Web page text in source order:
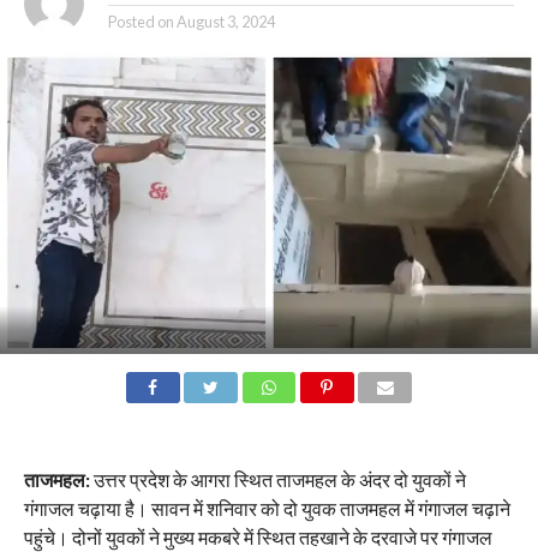
Posted onAugust 3, 2024
ताजमहल:उत्तर प्रदेश के आगरा स्थित ताजमहल के अंदर दो युवकों ने
गंगाजल चढ़ाया है। सावन में शनिवार को दो युवक ताजमहल में गंगाजल चढ़ाने
पहुंचे। दोनों युवकों ने मुख्य मकबरे में स्थित तहखाने के दरवाजे पर गंगाजल